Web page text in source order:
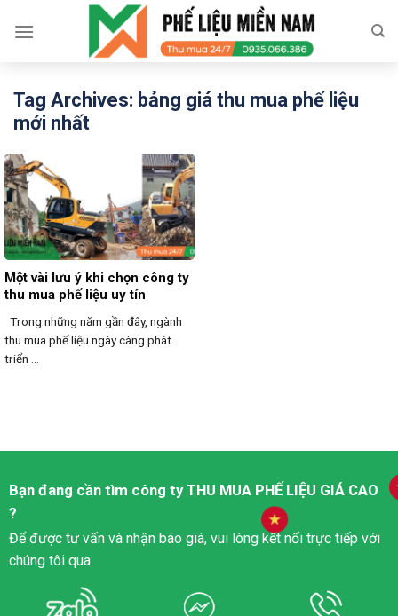
Tag Archives: bảng giá thu mua phế liệu
mới nhất
Một vài lưu ý khi chọn công ty
thu mua phế liệu uy tín
Trong những năm gần đây, ngành
thu mua phế liệu ngày càng phát
triển ...
Bạn đang cần tìm công tyTHU MUA PHẾ LIỆU GIÁ CAO
?
Để được tư vấn và nhận báo giá, vui lòng kết nối trực tiếp với
chúng tôi qua: